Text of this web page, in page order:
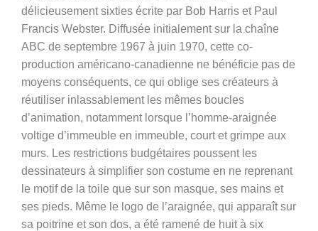
délicieusement sixties écrite par Bob Harris et Paul
Francis Webster. Diffusée initialement sur la chaîne
ABC de septembre 1967 à juin 1970, cette co-
production américano-canadienne ne bénéficie pas de
moyens conséquents, ce qui oblige ses créateurs à
réutiliser inlassablement les mêmes boucles
d’animation, notamment lorsque l’homme-araignée
voltige d’immeuble en immeuble, court et grimpe aux
murs. Les restrictions budgétaires poussent les
dessinateurs à simplifier son costume en ne reprenant
le motif de la toile que sur son masque, ses mains et
ses pieds. Même le logo de l’araignée, qui apparaît sur
sa poitrine et son dos, a été ramené de huit à six